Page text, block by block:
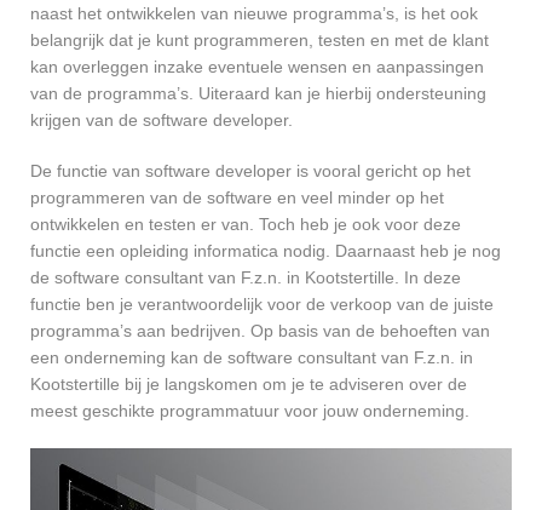
naast het ontwikkelen van nieuwe programma’s, is het ook
belangrijk dat je kunt programmeren, testen en met de klant
kan overleggen inzake eventuele wensen en aanpassingen
van de programma’s. Uiteraard kan je hierbij ondersteuning
krijgen van de software developer.
De functie van software developer is vooral gericht op het
programmeren van de software en veel minder op het
ontwikkelen en testen er van. Toch heb je ook voor deze
functie een opleiding informatica nodig. Daarnaast heb je nog
de software consultant van F.z.n. in Kootstertille. In deze
functie ben je verantwoordelijk voor de verkoop van de juiste
programma’s aan bedrijven. Op basis van de behoeften van
een onderneming kan de software consultant van F.z.n. in
Kootstertille bij je langskomen om je te adviseren over de
meest geschikte programmatuur voor jouw onderneming.